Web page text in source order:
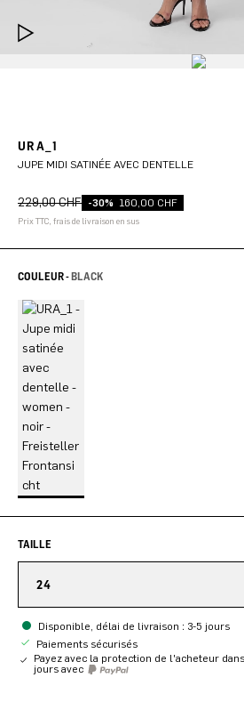
URA_1
JUPE MIDI SATINÉE AVEC DENTELLE
229,00 CHF -30% 160,00 CHF
Prix TTC, frais de livraison en sus
COULEUR -BLACK
TAILLE
24
Disponible, délai de livraison : 3-5 jours
Paiements sécurisés
Payez avec la protection de l'acheteur
jours avec